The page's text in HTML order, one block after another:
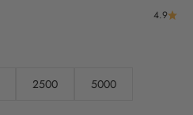
4.9
2500 5000